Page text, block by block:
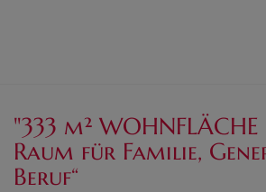
"333 m²
Raum für Familie,
Beruf“